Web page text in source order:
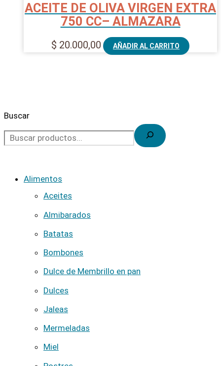
Buscar
Alimentos
Aceites
Almibarados
Batatas
Bombones
Dulce de Membrillo en pan
Dulces
Jaleas
Mermeladas
Miel
ACEITE DE OLIVA VIRGEN EXTRA
750 CC– ALMAZARA
$ 20.000,00 AÑADIR AL CARRITO